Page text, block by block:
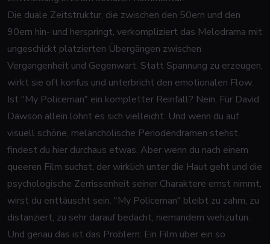
Die duale Zeitstruktur, die zwischen den 50ern und den
90ern hin- und herspringt, verkompliziert das Melodrama mit
ungeschickt platzierten Übergängen zwischen
Vergangenheit und Gegenwart. Statt Spannung zu erzeugen,
wirkt sie oft konfus und unterbricht den emotionalen Flow.
Ist "My Policeman" ein kompletter Reinfall? Nein. Für David
Dawson allein lohnt es sich vielleicht. Und wenn du auf
visuell schöne, melancholische Periodendramen stehst,
findest du hier durchaus etwas. Aber wenn du nach einem
queeren Film suchst, der wirklich unter die Haut geht und die
psychologische Zerrissenheit seiner Charaktere ernst nimmt,
wirst du enttäuscht sein. "My Policeman" bleibt zu zahm, zu
distanziert, zu sehr darauf bedacht, niemandem wehzutun.
Und genau das ist das Problem: Ein Film über ein so